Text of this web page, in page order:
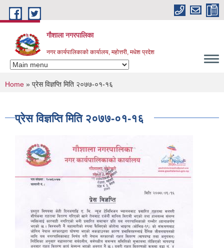
Skip to main content
गौशाला नगरपालिका
नगर कार्यपालिकाकाे कार्यालय, महोत्तरी, मधेश प्रदेश
You are here
Home » प्रेस विज्ञप्ति मिति २०७७-०१-१६
प्रेस विज्ञप्ति मिति २०७७-०१-१६